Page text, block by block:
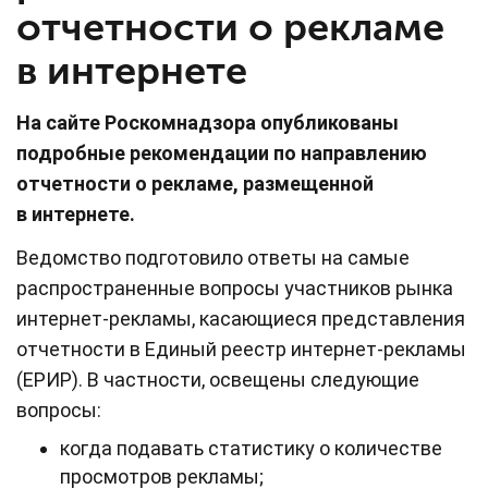
отчетности о рекламе
в интернете
На сайте Роскомнадзора опубликованы
подробные рекомендации по направлению
отчетности о рекламе, размещенной
в интернете.
Ведомство подготовило ответы на самые
распространенные вопросы участников рынка
интернет-рекламы, касающиеся представления
отчетности в Единый реестр интернет-рекламы
(ЕРИР). В частности, освещены следующие
вопросы:
когда подавать статистику о количестве
просмотров рекламы;